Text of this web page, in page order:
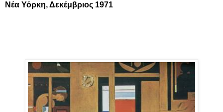
Νέα Υόρκη, Δεκέμβριος 1971